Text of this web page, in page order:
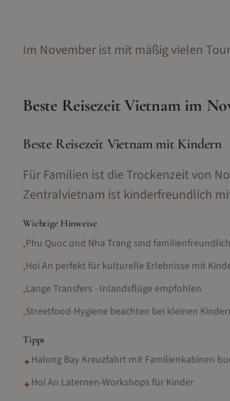
Im November ist mit mäßig vielen
Beste ReisezeitVietnam im
Beste Reisezeit Vietnam mit Kindern
Für Familien ist die Trockenzeit von
Zentralvietnam ist kinderfreundlich
Wichtige Hinweise
•Phu Quoc und Nha Trang sind
•Hoi An perfekt für kulturelle Erlebnisse mit
•Lange Transfers - Inlandsflüge empfohlen
•Streetfood-Hygiene beachten bei kleinen
Tipps
✦Halong Bay Kreuzfahrt mit Familienkabinen
✦Hoi An Laternen-Workshops für Kinder